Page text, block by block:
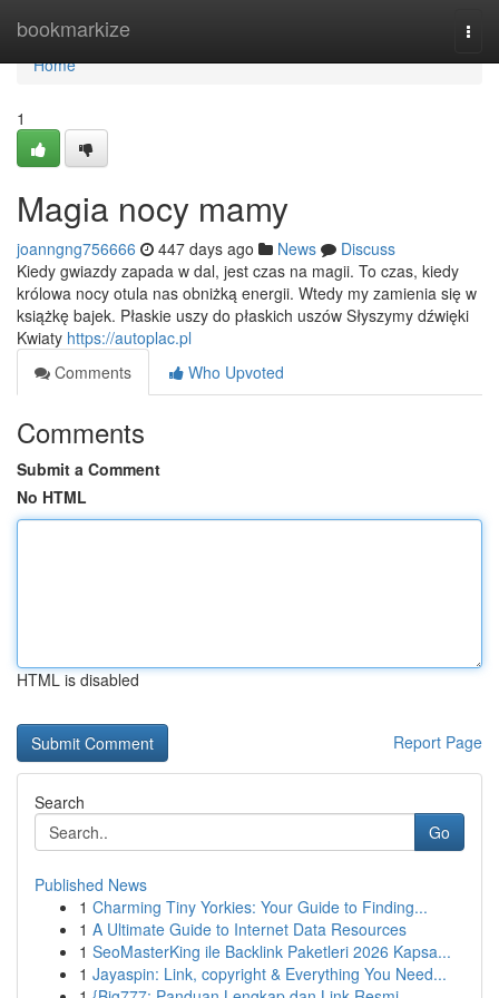
bookmarkize
Home
Home
1
Magia nocy mamy
joanngng756666 447 days ago News
Discuss
Kiedy gwiazdy zapada w dal, jest czas na magii. To czas, kiedy
królowa nocy otula nas obniżką energii. Wtedy my zamienia się w
książkę bajek. Płaskie uszy do płaskich uszów Słyszymy dźwięki
Kwiaty https://autoplac.pl
Comments
Who Upvoted
Comments
Submit a Comment
No HTML
HTML is disabled
Report Page
Search
Go
Published News
1 Charming Tiny Yorkies: Your Guide to Finding...
1 A Ultimate Guide to Internet Data Resources
1 SeoMasterKing ile Backlink Paketleri 2026 Kapsa...
1 Jayaspin: Link, copyright & Everything You Need...